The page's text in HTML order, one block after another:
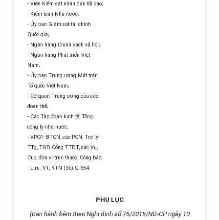
- Viện Kiểm sát nhân dân tối cao;
- Kiểm toán Nhà nước;
- Ủy ban Giám sát tài chính
Quốc gia;
- Ngân hàng Chính sách xã hội;
- Ngân hàng Phát triển Việt
Nam;
- Ủy ban Trung ương Mặt trận
Tổ quốc Việt Nam;
- Cơ quan Trung ương của các
đoàn thể;
- Các Tập đoàn kinh tế, Tổng
công ty nhà nước;
- VPCP: BTCN, các PCN, Trợ lý
TTg, TGĐ Cổng TTĐT, các Vụ,
Cục, đơn vị trực thuộc, Công báo;
- Lưu: VT, KTN (3b).Q 364
PHỤ LỤC
(Ban hành kèm theo Nghị định số 76/2015/NĐ-CP ngày 10